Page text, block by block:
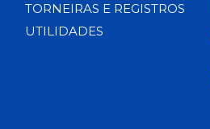
TORNEIRAS E REGISTROS
UTILIDADES